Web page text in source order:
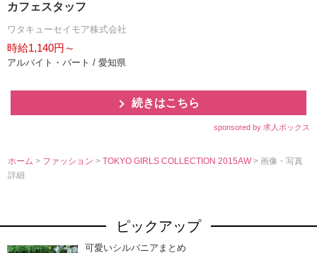
カフェスタッフ
ワタキューセイモア株式会社
時給1,140円～
アルバイト・パート / 愛知県
続きはこちら
sponsored by 求人ボックス
ホーム > ファッション>TOKYO GIRLS COLLECTION 2015AW> 画像・写真
詳細
ピックアップ
可愛いシルバニアまとめ